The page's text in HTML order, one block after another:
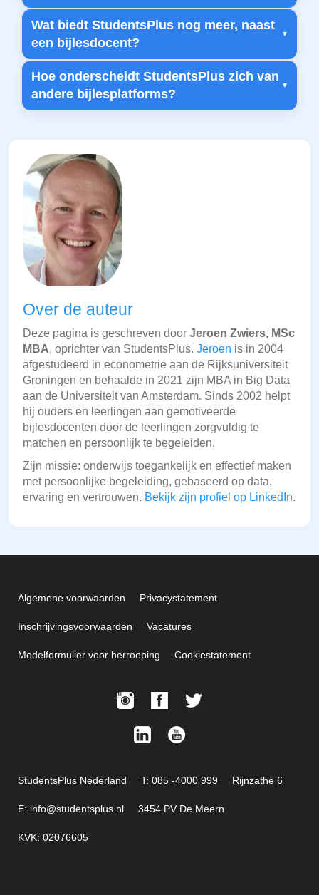
Wat biedt StudentsPlus nog meer, naast
een bijlesdocent?
Hoe onderscheidt StudentsPlus zich van
andere bijlesplatforms?
Over de auteur
Deze pagina is geschreven door Jeroen Zwiers, MSc
MBA, oprichter van StudentsPlus. Jeroen is in 2004
afgestudeerd in econometrie aan de Rijksuniversiteit
Groningen en behaalde in 2021 zijn MBA in Big Data
aan de Universiteit van Amsterdam. Sinds 2002 helpt
hij ouders en leerlingen aan gemotiveerde
bijlesdocenten door de leerlingen zorgvuldig te
matchen en persoonlijk te begeleiden.
Zijn missie: onderwijs toegankelijk en effectief maken
met persoonlijke begeleiding, gebaseerd op data,
ervaring en vertrouwen. Bekijk zijn profiel op LinkedIn.
Algemene voorwaarden Privacystatement
Inschrijvingsvoorwaarden Vacatures
Modelformulier voor herroeping Cookiestatement
StudentsPlus Nederland T: 085 -4000 999 Rijnzathe 6
E: info@studentsplus.nl 3454 PV De Meern
KVK: 02076605